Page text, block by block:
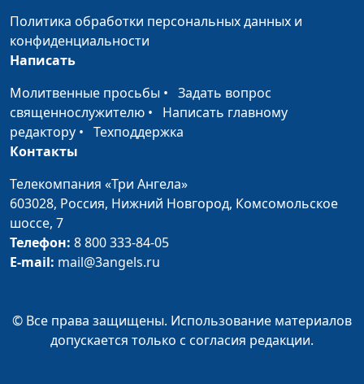
На что готов Бог ради
любви?
Гора преображения
Сергей Пацукевич,
священнослужитель
Как Бог отвечает на
Взыщите Господа во
время засухи
Сергей Пацукевич,
#18
Золотой теленок 21-ого
священнослужитель
Политика обработки персональных данных и
конфиденциальности
Написать
Молитвенные просьбы • Задать вопрос
священнослужителю • Написать главному
редактору • Техподдержка
Контакты
Телекомпания «Три Ангела»
603028, Россия, Нижний Новгород, Комсомольское
шоссе, 7
Телефон: 8 800 333-84-05
E-mail: mail@3angels.ru
© Все права защищены. Использование материалов
допускается только с согласия редакции.